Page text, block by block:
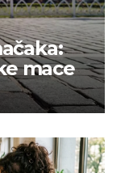
mace